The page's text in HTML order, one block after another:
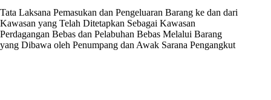
Tata Laksana Pemasukan dan Pengeluaran Barang ke dan dari
Kawasan yang Telah Ditetapkan Sebagai Kawasan
Perdagangan Bebas dan Pelabuhan Bebas Melalui Barang
yang Dibawa oleh Penumpang dan Awak Sarana Pengangkut